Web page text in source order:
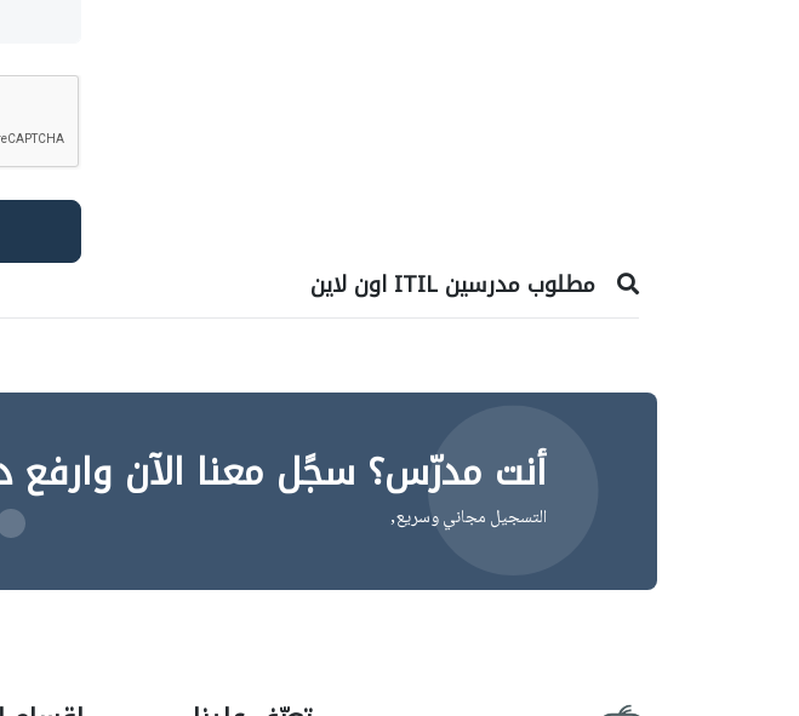
مطلوب مدرسين ITIL اون لاين
أنت مدرّس؟ سجًل معنا الآن وارفع
التسجيل مجاني وسريع,